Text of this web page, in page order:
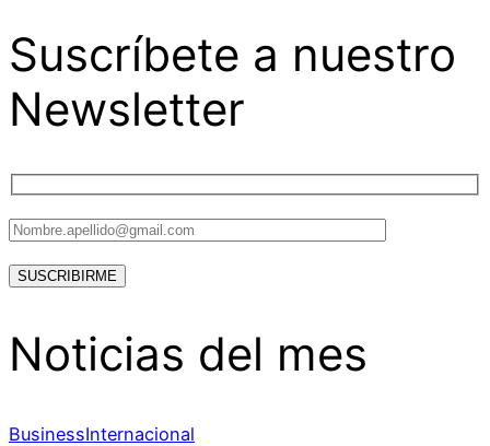
Suscríbete a nuestro
Newsletter
Noticias del mes
BusinessInternacional